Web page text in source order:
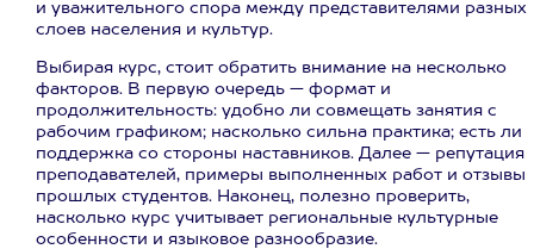
и уважительного спора между представителями разных
слоев населения и культур.
Выбирая курс, стоит обратить внимание на несколько
факторов. В первую очередь — формат и
продолжительность: удобно ли совмещать занятия с
рабочим графиком; насколько сильна практика; есть ли
поддержка со стороны наставников. Далее — репутация
преподавателей, примеры выполненных работ и отзывы
прошлых студентов. Наконец, полезно проверить,
насколько курс учитывает региональные культурные
особенности и языковое разнообразие.